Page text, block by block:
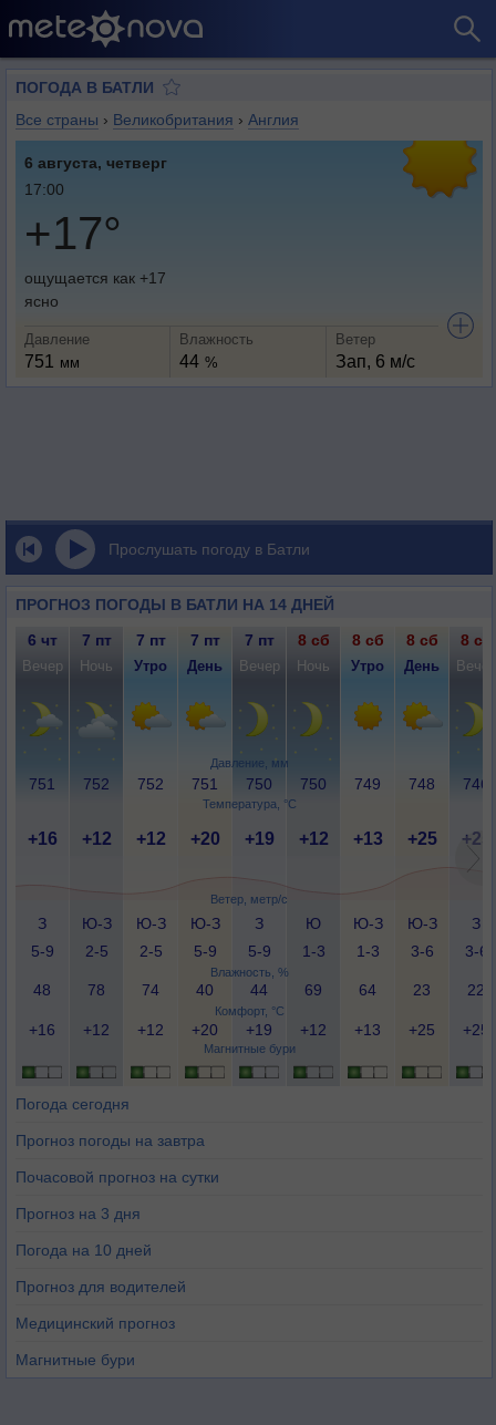
ПОГОДА В БАТЛИ
Все страны › Великобритания › Англия
6 августа, четверг
17:00
+17°
ощущается как +17
ясно
Давление
751 мм
Влажность
44 %
Ветер
Зап, 6 м/с
Прослушать погоду в Батли
ПРОГНОЗ ПОГОДЫ В БАТЛИ НА 14 ДНЕЙ
Давление, мм
Температура, °C
Ветер, метр/с
Влажность, %
Комфорт, °C
Магнитные бури
6 чт 7 пт 7 пт 7 пт 7 пт 8 сб 8 сб 8 сб 8 сб
Вечер Ночь Утро День Вечер Ночь Утро День Вечер
751 752 752 751 750 750 749 748 746
+16 +12 +12 +20 +19 +12 +13 +25 +25
З
5-9
Ю-З
2-5
Ю-З
2-5
Ю-З
5-9
З
5-9
Ю
1-3
Ю-З
1-3
Ю-З
3-6
З
3-6
48 78 74 40 44 69 64 23 22
+16 +12 +12 +20 +19 +12 +13 +25 +25
Погода сегодня
Прогноз погоды на завтра
Почасовой прогноз на сутки
Прогноз на 3 дня
Погода на 10 дней
Прогноз для водителей
Медицинский прогноз
Магнитные бури